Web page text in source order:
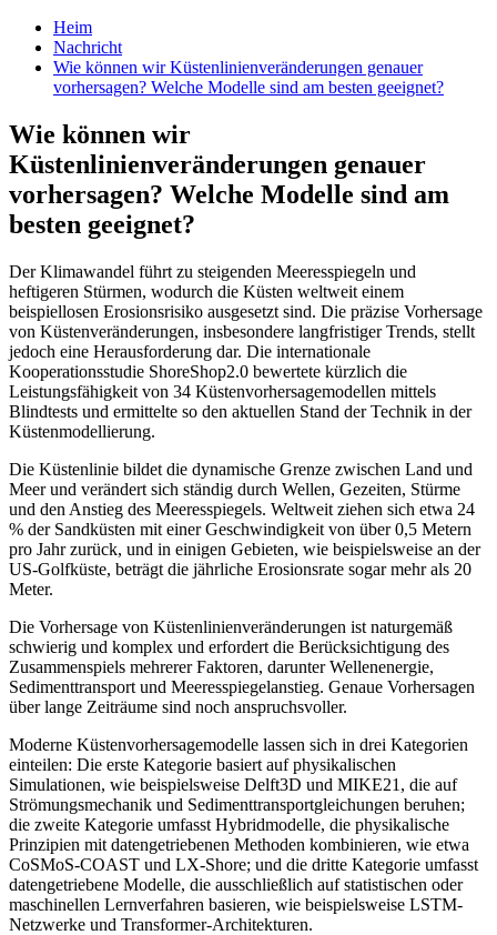
Heim
Nachricht
Wie können wir Küstenlinienveränderungen genauer
vorhersagen? Welche Modelle sind am besten geeignet?
Wie können wir
Küstenlinienveränderungen genauer
vorhersagen? Welche Modelle sind am
besten geeignet?
Der Klimawandel führt zu steigenden Meeresspiegeln und
heftigeren Stürmen, wodurch die Küsten weltweit einem
beispiellosen Erosionsrisiko ausgesetzt sind. Die präzise Vorhersage
von Küstenveränderungen, insbesondere langfristiger Trends, stellt
jedoch eine Herausforderung dar. Die internationale
Kooperationsstudie ShoreShop2.0 bewertete kürzlich die
Leistungsfähigkeit von 34 Küstenvorhersagemodellen mittels
Blindtests und ermittelte so den aktuellen Stand der Technik in der
Küstenmodellierung.
Die Küstenlinie bildet die dynamische Grenze zwischen Land und
Meer und verändert sich ständig durch Wellen, Gezeiten, Stürme
und den Anstieg des Meeresspiegels. Weltweit ziehen sich etwa 24
% der Sandküsten mit einer Geschwindigkeit von über 0,5 Metern
pro Jahr zurück, und in einigen Gebieten, wie beispielsweise an der
US-Golfküste, beträgt die jährliche Erosionsrate sogar mehr als 20
Meter.
Die Vorhersage von Küstenlinienveränderungen ist naturgemäß
schwierig und komplex und erfordert die Berücksichtigung des
Zusammenspiels mehrerer Faktoren, darunter Wellenenergie,
Sedimenttransport und Meeresspiegelanstieg. Genaue Vorhersagen
über lange Zeiträume sind noch anspruchsvoller.
Moderne Küstenvorhersagemodelle lassen sich in drei Kategorien
einteilen: Die erste Kategorie basiert auf physikalischen
Simulationen, wie beispielsweise Delft3D und MIKE21, die auf
Strömungsmechanik und Sedimenttransportgleichungen beruhen;
die zweite Kategorie umfasst Hybridmodelle, die physikalische
Prinzipien mit datengetriebenen Methoden kombinieren, wie etwa
CoSMoS-COAST und LX-Shore; und die dritte Kategorie umfasst
datengetriebene Modelle, die ausschließlich auf statistischen oder
maschinellen Lernverfahren basieren, wie beispielsweise LSTM-
Netzwerke und Transformer-Architekturen.